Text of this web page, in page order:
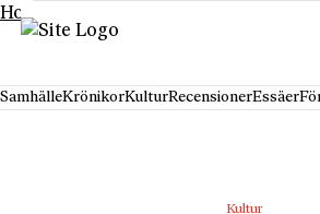
Hoppa till innehåll
SamhälleKrönikorKulturRecensionerEssäer
Kultur